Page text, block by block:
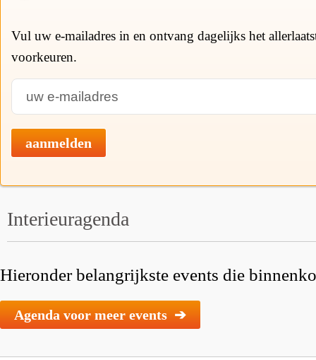
Vul uw e-mailadres in en ontvang dagelijks het
voorkeuren.
aanmelden
Interieuragenda
Hieronder belangrijkste events die
Agenda voor meer events ➔